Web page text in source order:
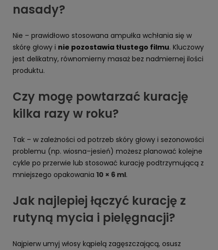
nasady?
Nie – prawidłowo stosowana ampułka wchłania się w
skórę głowy i nie pozostawia tłustego filmu. Kluczowy
jest delikatny, równomierny masaż bez nadmiernej ilości
produktu.
Czy mogę powtarzać kurację
kilka razy w roku?
Tak – w zależności od potrzeb skóry głowy i sezonowości
problemu (np. wiosna–jesień) możesz planować kolejne
cykle po przerwie lub stosować kurację podtrzymującą z
mniejszego opakowania 10 × 6 ml.
Jak najlepiej łączyć kurację z
rutyną mycia i pielęgnacji?
Najpierw umyj włosy kąpielą zagęszczającą, osusz